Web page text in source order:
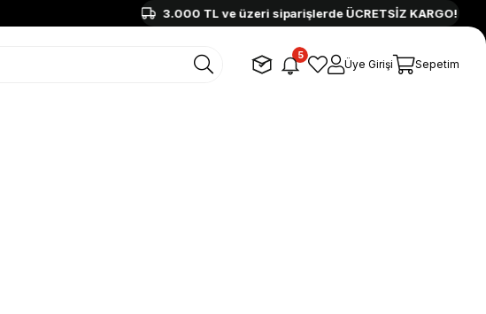
3.000 TL ve üzeri siparişlerde ÜCRETSİZ KARGO!
5
Üye Girişi Sepetim